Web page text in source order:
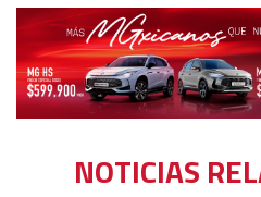
NOTICIAS